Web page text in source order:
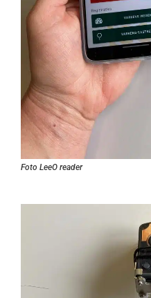
Foto LeeO reader